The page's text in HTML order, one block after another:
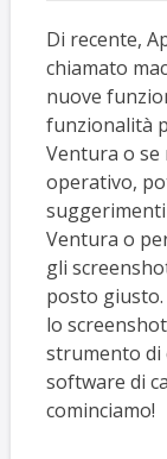
Di recente,
chiamato
nuove
funzionalità
Ventura o se
operativo,
Ventura o
gli
posto
lo
strumento
software di
cominciamo!